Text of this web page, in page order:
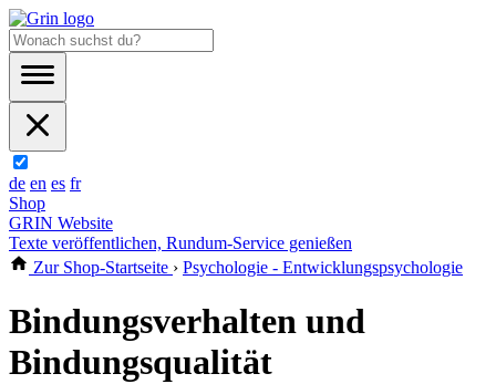
de en es fr
Shop
GRIN Website
Texte veröffentlichen, Rundum-Service genießen
Zur Shop-Startseite › Psychologie - Entwicklungspsychologie
Bindungsverhalten und
Bindungsqualität